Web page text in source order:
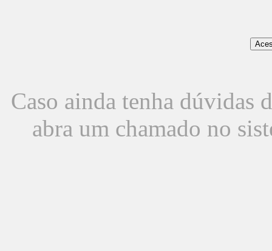
Caso ainda tenha dúvidas
abra um chamado no